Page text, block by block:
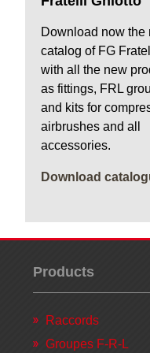
Download now the
catalog of FG
with all the new
as fittings, FRL
and kits for
airbrushes and all
accessories.
Download
Products
Raccords
Groupes F-R-L